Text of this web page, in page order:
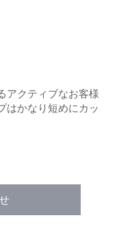
アクティブなお客様
はかなり短めにカッ